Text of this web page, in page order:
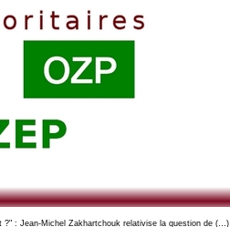
?" : Jean-Michel Zakhartchouk relativise la question de (…)